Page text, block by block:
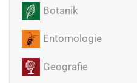
Botanik
Entomologie
Geografie